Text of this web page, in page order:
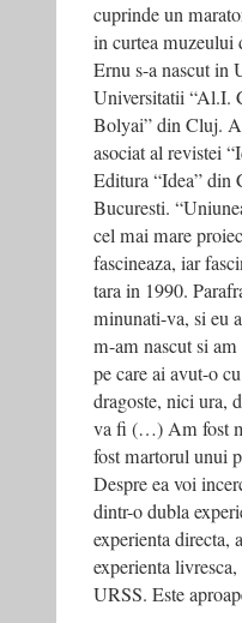
cuprinde un
in curtea muzeului
Ernu s-a nascut in
Universitatii “Al.I.
Bolyai” din Cluj. A
asociat al revistei
Editura “Idea” din
Bucuresti.
cel mai mare
fascineaza, iar
tara in 1990.
minunati-va, si eu
m-am nascut si
pe care ai avut-o
dragoste, nici ura,
va fi (…) Am fost
fost martorul unui
Despre ea voi
dintr-o dubla
experienta directa,
experienta
URSS. Este